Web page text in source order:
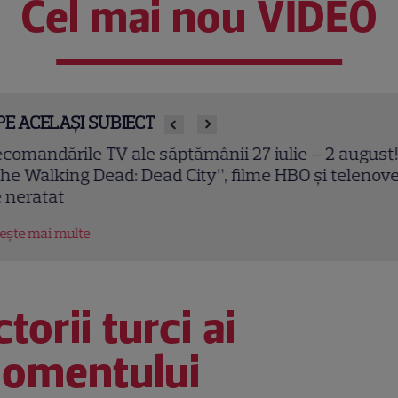
Cel mai nou VIDEO
ACELAȘI SUBIECT
TV ale săptămânii 27 iulie – 2 august!
Walking Dead: Dead City”, filme HBO și
neratat
mai multe
turci ai